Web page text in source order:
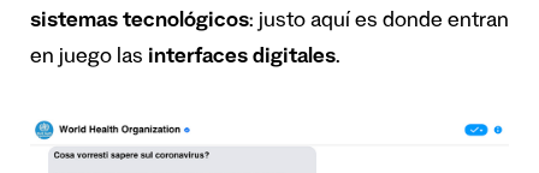
sistemas tecnológicos: justo aquí es donde entran
en juego las interfaces digitales.